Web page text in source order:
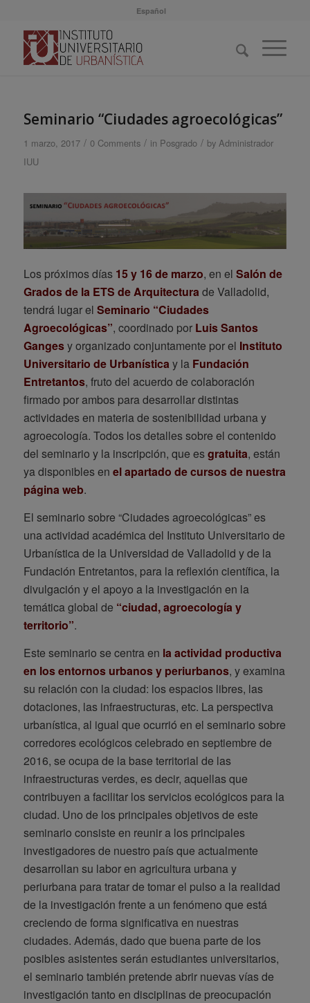
Español
Seminario “Ciudades agroecológicas”
1 marzo, 2017 / 0 Comments / in Posgrado / by Administrador
IUU
Los próximos días 15 y 16 de marzo, en el Salón de
Grados de la ETS de Arquitectura de Valladolid,
tendrá lugar el Seminario “Ciudades
Agroecológicas”, coordinado por Luis Santos
Gangesy organizado conjuntamente por el Instituto
Universitario de Urbanística y la Fundación
Entretantos, fruto del acuerdo de colaboración
firmado por ambos para desarrollar distintas
actividades en materia de sostenibilidad urbana y
agroecología. Todos los detalles sobre el contenido
del seminario y la inscripción, que esgratuita, están
ya disponibles en el apartado de cursos de nuestra
página web.
El seminario sobre “Ciudades agroecológicas” es
una actividad académica del Instituto Universitario de
Urbanística de la Universidad de Valladolid y de la
Fundación Entretantos, para la reflexión científica, la
divulgación y el apoyo a la investigación en la
temática global de “ciudad, agroecología y
territorio”.
Este seminario se centra en la actividad productiva
en los entornos urbanos y periurbanos, y examina
su relación con la ciudad: los espacios libres, las
dotaciones, las infraestructuras, etc. La perspectiva
urbanística, al igual que ocurrió en el seminario sobre
corredores ecológicos celebrado en septiembre de
2016, se ocupa de la base territorial de las
infraestructuras verdes, es decir, aquellas que
contribuyen a facilitar los servicios ecológicos para la
ciudad. Uno de los principales objetivos de este
seminario consiste en reunir a los principales
investigadores de nuestro país que actualmente
desarrollan su labor en agricultura urbana y
periurbana para tratar de tomar el pulso a la realidad
de la investigación frente a un fenómeno que está
creciendo de forma significativa en nuestras
ciudades. Además, dado que buena parte de los
posibles asistentes serán estudiantes universitarios,
el seminario también pretende abrir nuevas vías de
investigación tanto en disciplinas de preocupación